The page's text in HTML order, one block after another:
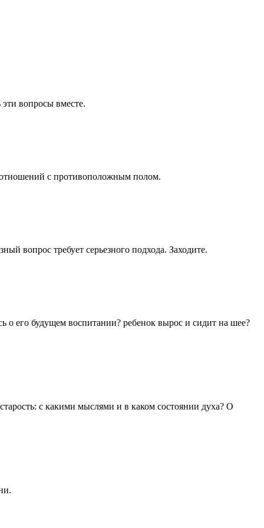
вопросы вместе.
с противоположным полом.
вопрос требует серьезного подхода. Заходите.
его будущем воспитании? ребенок вырос и сидит на шее?
с какими мыслями и в каком состоянии духа? О